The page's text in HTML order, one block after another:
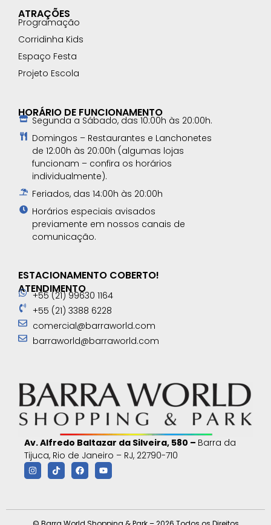
ATRAÇÕES
Programação
Corridinha Kids
Espaço Festa
Projeto Escola
HORÁRIO DE FUNCIONAMENTO
Segunda a Sábado, das 10:00h às 20:00h.
Domingos – Restaurantes e Lanchonetes
de 12:00h às 20:00h (algumas lojas
funcionam – confira os horários
individualmente).
Feriados, das 14:00h às 20:00h
Horários especiais avisados
previamente em nossos canais de
comunicação.​
ESTACIONAMENTO COBERTO!
ATENDIMENTO
+55 (21) 99630 1164
+55 (21) 3388 6228
comercial@barraworld.com
barraworld@barraworld.com
Av. Alfredo Baltazar da Silveira, 580 – Barra da
Tijuca, Rio de Janeiro – RJ, 22790-710